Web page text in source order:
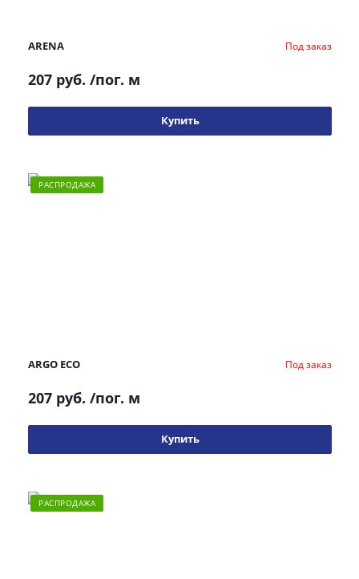
ARENA Под заказ
207 руб. /пог. м
Купить
РАСПРОДАЖА
ARGO ECO Под заказ
207 руб. /пог. м
Купить
РАСПРОДАЖА